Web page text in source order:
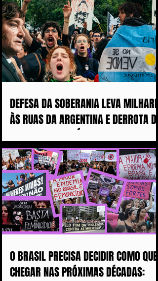
DEFESA DA SOBERANIA LEVA MILHARES
ÀS RUAS DA ARGENTINA E DERROTA DE
MILEI ABALA POLÍTICA IMPERIALISTA
DE TRUMP
O BRASIL PRECISA DECIDIR COMO QUER
CHEGAR NAS PRÓXIMAS DÉCADAS: